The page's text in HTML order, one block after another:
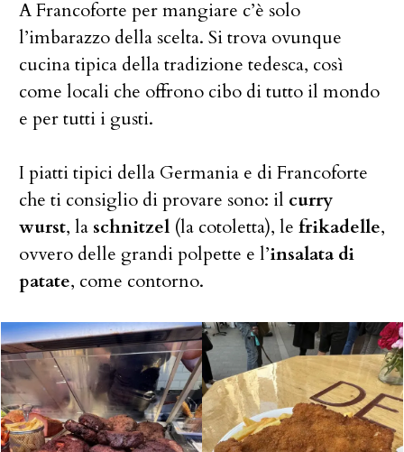
A Francoforte per mangiare c’è solo
l’imbarazzo della scelta. Si trova ovunque
cucina tipica della tradizione tedesca, così
come locali che offrono cibo di tutto il mondo
e per tutti i gusti.
I piatti tipici della Germania e di Francoforte
che ti consiglio di provare sono: il curry
wurst, la schnitzel (la cotoletta), le frikadelle,
ovvero delle grandi polpette e l’insalata di
patate, come contorno.